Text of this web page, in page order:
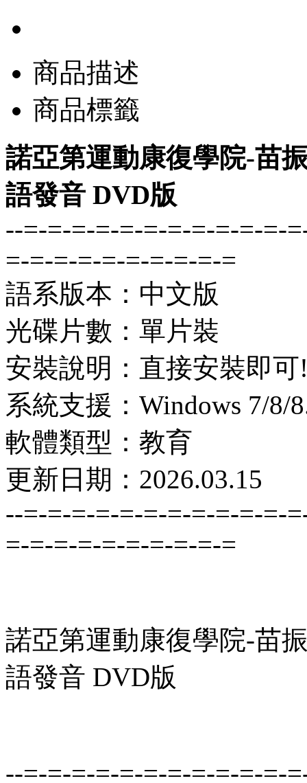
商品描述
商品標籤
諾亞第運動康復學院-苗
語發音 DVD版
--=-=-=-=-=-=-=-=-=-=-=-
=-=-=-=-=-=-=-=-=-=
語系版本：中文版
光碟片數：單片裝
安裝說明：直接安裝即可
系統支援：Windows 7/8/
軟體類型：教育
更新日期：2026.03.15
--=-=-=-=-=-=-=-=-=-=-=-
=-=-=-=-=-=-=-=-=-=
諾亞第運動康復學院-苗
語發音 DVD版
--=-=-=-=-=-=-=-=-=-=-=-